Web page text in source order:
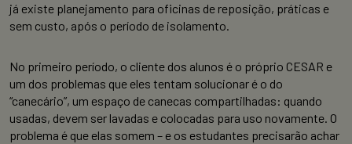
já existe planejamento para oficinas de reposição, práticas e
sem custo, após o período de isolamento.
No primeiro período, o cliente dos alunos é o próprio CESAR e
um dos problemas que eles tentam solucionar é o do
“canecário”, um espaço de canecas compartilhadas: quando
usadas, devem ser lavadas e colocadas para uso novamente. O
problema é que elas somem – e os estudantes precisarão achar